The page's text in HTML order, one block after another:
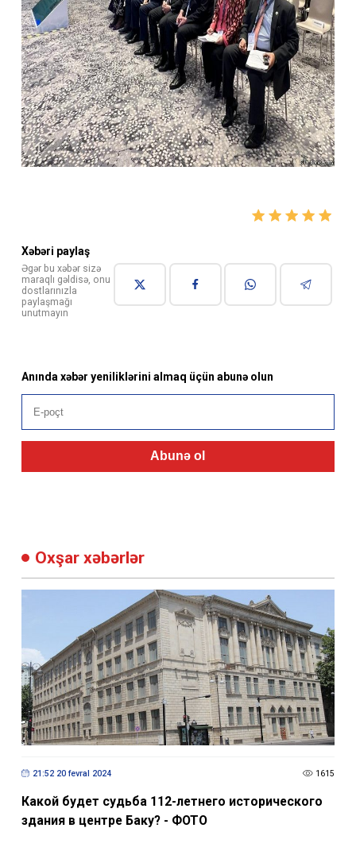
Xəbəri paylaş
Əgər bu xəbər sizə
maraqlı gəldisə, onu
dostlarınızla
paylaşmağı
unutmayın
Anında xəbər yeniliklərini almaq üçün abunə olun
Abunə ol
Oxşar xəbərlər
21:52 20 fevral 2024 1615
Какой будет судьба 112-летнего исторического
здания в центре Баку? - ФОТО